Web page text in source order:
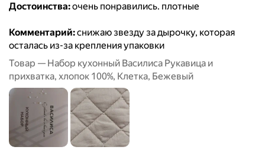
Достоинства:очень понравились. плотные
Комментарий:снижаю звезду за дырочку, которая
осталась из-за крепления упаковки
Товар — Набор кухонный Василиса Рукавица и
прихватка, хлопок 100%, Клетка, Бежевый